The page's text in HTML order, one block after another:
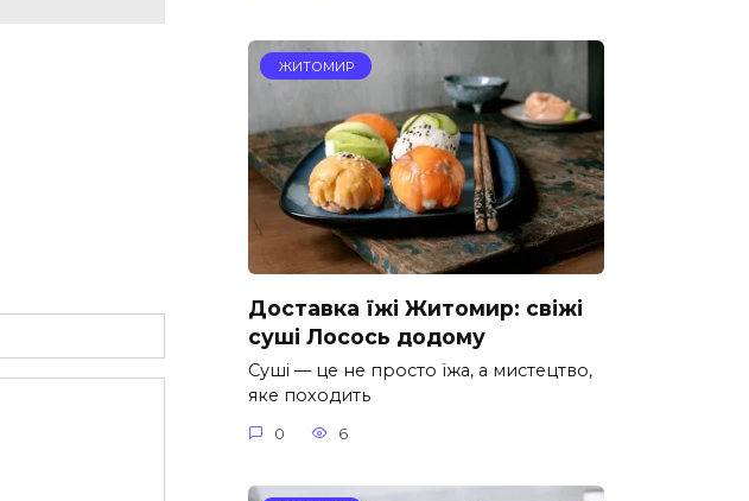
ЖИТОМИР
Доставка їжі Житомир: свіжі
суші Лосось додому
Суші — це не просто їжа, а мистецтво,
яке походить
0 6